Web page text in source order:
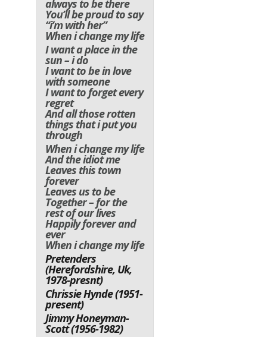
always to be there
You’ll be proud to say
“i’m with her”
When i change my life
I want a place in the
sun – i do
I want to be in love
with someone
I want to forget every
regret
And all those rotten
things that i put you
through
When i change my life
And the idiot me
Leaves this town
forever
Leaves us to be
Together – for the
rest of our lives
Happily forever and
ever
When i change my life
Pretenders
(Herefordshire, Uk,
1978-presnt)
Chrissie Hynde (1951-
present)
Jimmy Honeyman-
Scott (1956-1982)